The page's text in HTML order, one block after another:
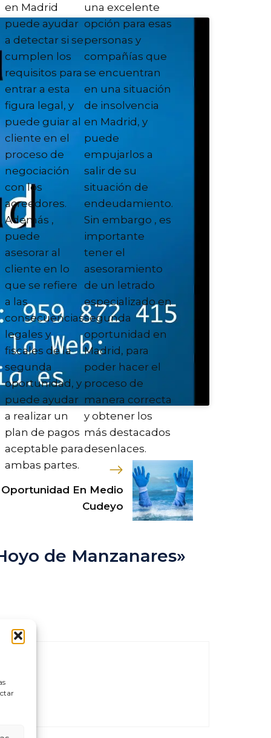
en Madrid
puede ayudar
a detectar si se
cumplen los
requisitos para
entrar a esta
figura legal, y
puede guiar al
cliente en el
proceso de
negociación
con los
acreedores.
Además ,
puede
asesorar al
cliente en lo
que se refiere
a las
consecuencias
legales y
fiscales de la
segunda
oportunidad, y
puede ayudar
a realizar un
plan de pagos
aceptable para
ambas partes.
una excelente
opción para esas
personas y
compañías que
se encuentran
en una situación
de insolvencia
en Madrid, y
puede
empujarlos a
salir de su
situación de
endeudamiento.
Sin embargo , es
importante
tener el
asesoramiento
de un letrado
especializado en
segunda
oportunidad en
Madrid, para
poder hacer el
proceso de
manera correcta
y obtener los
más destacados
desenlaces.
En Medio
Cudeyo
de Manzanares»